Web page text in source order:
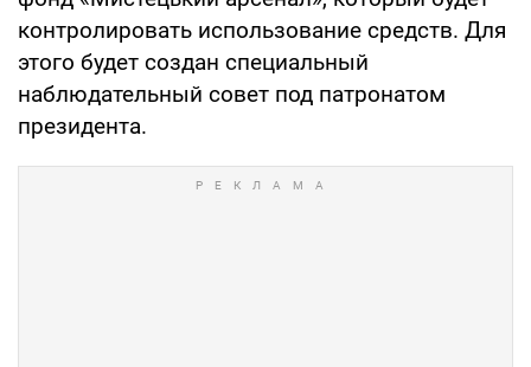
контролировать использование средств. Для
этого будет создан специальный
наблюдательный совет под патронатом
президента.